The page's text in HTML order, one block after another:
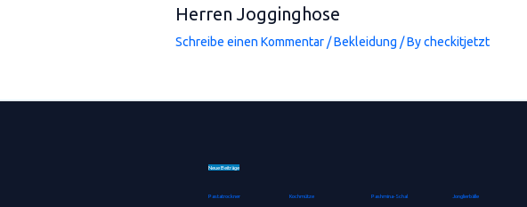
Herren Jogginghose
Schreibe einen Kommentar /Bekleidung / Bycheckitjetzt
Neue Beiträge
Pastatrockner Kochmütze Pashmina-Schal Jonglierbälle